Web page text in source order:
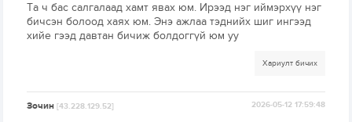
Та ч бас салгалаад хамт явах юм. Ирээд нэг иймэрхүү нэг
бичсэн болоод хаях юм. Энэ ажлаа тэднийх шиг ингээд
хийе гээд давтан бичиж болдоггүй юм уу
Хариулт бичих
Зочин[43.228.129.52] 2026-05-12 17:59:48